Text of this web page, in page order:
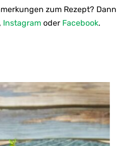
zum Rezept? Dann
Instagramoder Facebook.